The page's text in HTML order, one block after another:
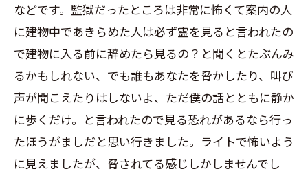
などです。監獄だったところは非常に怖くて案内の人
に建物中であきらめた人は必ず霊を見ると言われたの
で建物に入る前に辞めたら見るの？と聞くとたぶんみ
るかもしれない、でも誰もあなたを脅かしたり、叫び
声が聞こえたりはしないよ、ただ僕の話とともに静か
に歩くだけ。と言われたので見る恐れがあるなら行っ
たほうがましだと思い行きました。ライトで怖いよう
に見えましたが、脅されてる感じしかしませんでし